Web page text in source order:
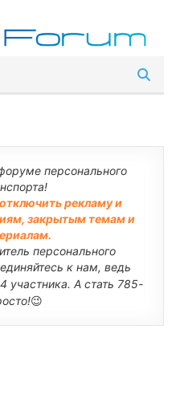
персонального
отключить рекламу и
закрытым темам и
персонального
к нам, ведь
А стать 785-
😉